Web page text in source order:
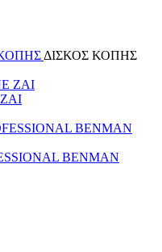
ΔΙΣΚΟΣ ΚΟΠΗΣ
BENMAN